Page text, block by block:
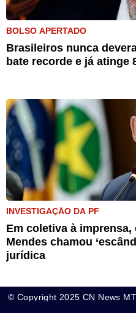
BOLSO APERTADO
Brasileiros nunca
bate recorde e já atinge
INVESTIGAÇÃO DA PF
Em coletiva à
Mendes chamou
jurídica
© Copyright 2025 CN News